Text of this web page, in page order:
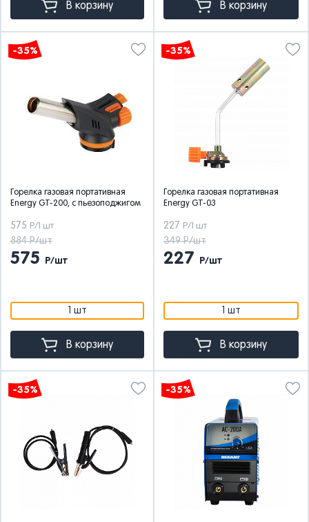
В корзину В корзину
-35%
Горелка газовая портативная
Energy GT-200, с пьезоподжигом
575 Р/1 шт
884 Р/шт
575 Р/шт
1 шт
В корзину
-35%
Горелка газовая портативная
Energy GT-03
227 Р/1 шт
349 Р/шт
227 Р/шт
1 шт
В корзину
-35% -35%